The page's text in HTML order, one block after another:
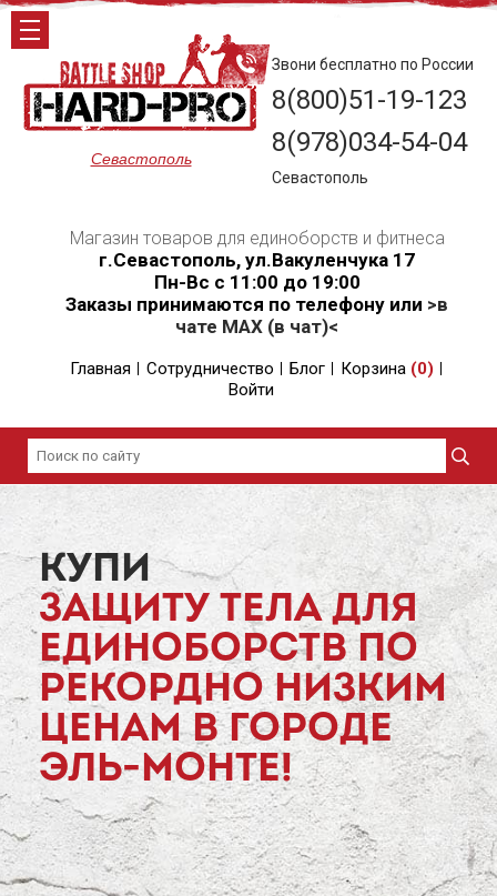
Севастополь
Магазин товаров для единоборств и фитнеса
г.Севастополь, ул.Вакуленчука 17
Пн-Вс с 11:00 до 19:00
Заказы принимаются по телефону или >в
чате MAX (в чат)<
Главная Сотрудничество Блог Корзина (0)
Войти
Звони бесплатно по России
8(800)51-19-123
8(978)034-54-04
Севастополь
КУПИ
ЗАЩИТУ ТЕЛА ДЛЯ
ЕДИНОБОРСТВ ПО
РЕКОРДНО НИЗКИМ
ЦЕНАМ В ГОРОДЕ
ЭЛЬ-МОНТЕ!